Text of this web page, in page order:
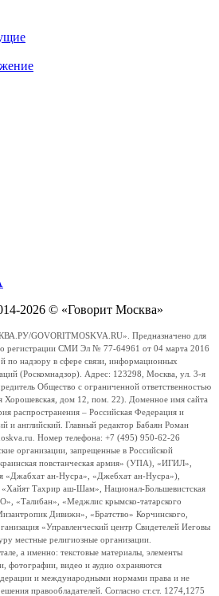
2026 © «Говорит Москва»
GOVORITMOSKVA.RU». Предназначено для
о регистрации СМИ Эл № 77-64961 от 04 марта 2016
по надзору в сфере связи, информационных
(Роскомнадзор). Адрес: 123298, Москва, ул. 3-я
Общество с ограниченной ответственностью
дом 12, пом. 22). Доменное имя сайта
распространения – Российская Федерация и
и английский. Главный редактор Бабаян Роман
Номер телефона: +7 (495) 950-62-26
организации, запрещенные в Российской
повстанческая армия» (УПА), «ИГИЛ»,
ан-Нусра», «Джебхат ан-Нусра»),
«Хайят Тахрир аш-Шам», Национал-Большевистская
«Талибан», «Меджлис крымско-татарского
Дивижн», «Братство» Корчинского,
«Управленческий центр Свидетелей Иеговы
местные религиозные организации.
а именно: текстовые материалы, элементы
фотографии, видео и аудио охраняются
и международными нормами права и не
правообладателей. Согласно ст.ст. 1274,1275